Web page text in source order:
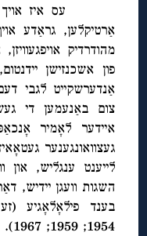
עס איז אויך
אַרטיקלען, גראַדע
מהודרדיק
פון אשכנזישן
אַנדערשקייט לגבי
צום באַנעמען די
איידער לאָמיר
געצוואונגענער
לייענט ענגליש, און
השגות וועגן יידיש,
1954; 1959; 1967).